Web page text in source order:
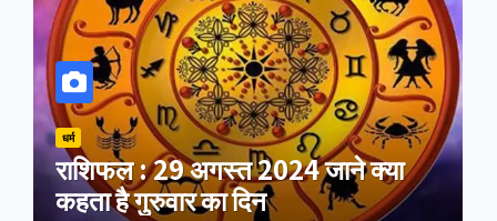
धर्म
राशिफल : 29 अगस्त 2024 जाने क्या
कहता है गुरुवार का दिन